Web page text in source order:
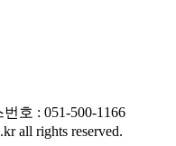
호 : 051-500-1166
all rights reserved.